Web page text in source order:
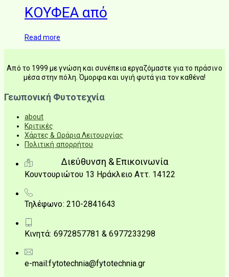
ΚΟΥΦΕΑ από
Read more
Από το 1999 με γνώση και συνέπεια εργαζόμαστε για το πράσινο
μέσα στην πόλη. Όμορφα και υγιή φυτά για τον καθένα!
Γεωπονική Φυτοτεχνία
about
Κριτικές
Χάρτες & Ωράρια Λειτουργίας
Πολιτική απορρήτου
Διεύθυνση & Επικοινωνία
Κουντουριώτου 13 Ηράκλειο Αττ. 14122
Τηλέφωνο: 210-2841643
Κινητά: 6972857781 & 6977233298
e-mail:fytotechnia@fytotechnia.gr